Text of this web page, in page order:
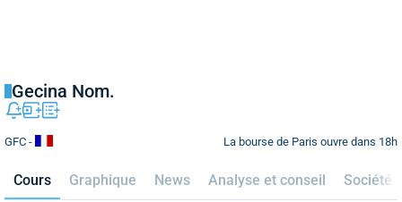
Gecina Nom.
La bourse de Paris ouvre dans 18h
GFC -
Cours Graphique News Analyse et conseil Société